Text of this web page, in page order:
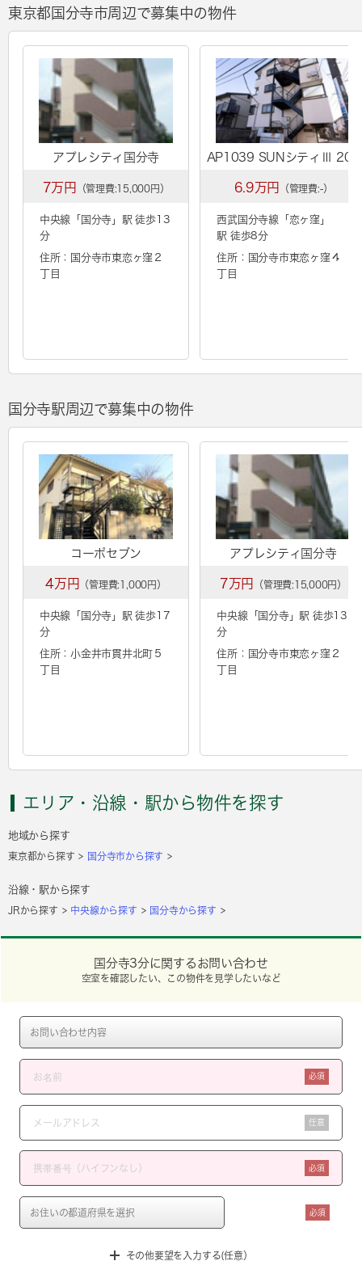
東京都国分寺市周辺で募集中の物件
アプレシティ国分寺
7万円 （管理費:15,000円）
中央線「 国分寺 」駅 徒歩13
分
住所：国分寺市東恋ヶ窪２
丁目
AP1039 SUNシティⅢ 203
6.9万円 （管理費:-）
西武国分寺線「 恋ヶ窪 」
駅 徒歩8分
住所：国分寺市東恋ヶ窪４
丁目
国分寺駅周辺で募集中の物件
コーポセブン
4万円 （管理費:1,000円）
中央線「 国分寺 」駅 徒歩17
分
住所：小金井市貫井北町５
丁目
アプレシティ国分寺
7万円 （管理費:15,000円）
中央線「 国分寺」駅 徒歩13
分
住所：国分寺市東恋ヶ窪２
丁目
エリア・沿線・駅から物件を探す
地域から探す
東京都から探す 国分寺市から探す
沿線・駅から探す
JRから探す 中央線から探す 国分寺から探す
国分寺3分に関するお問い合わせ
空室を確認したい、この物件を見学したいなど
必須
任意
必須
必須
その他要望を入力する(任意）